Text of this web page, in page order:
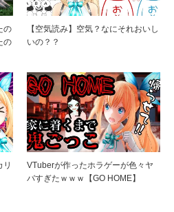
の
の
【空気読み】空気？なにそれおいし
いの？？
リ
VTuberが作ったホラゲーが色々ヤ
バすぎたｗｗｗ【GO HOME】